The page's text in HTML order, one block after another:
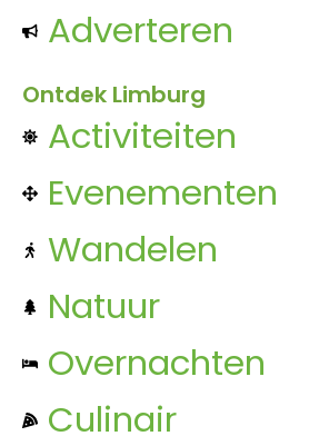
Adverteren
Ontdek Limburg
Activiteiten
Evenementen
Wandelen
Natuur
Overnachten
Culinair